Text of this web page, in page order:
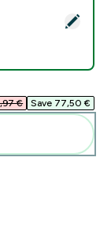
borg MP da
€‎ Save 77,50 €‎